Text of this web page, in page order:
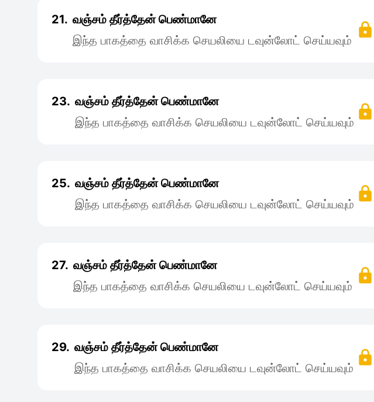
21. வஞ்சம் தீர்த்தேன் பெண்மானே
இந்த பாகத்தை வாசிக்க செயலியை டவுன்லோட் செய்யவும்
23. வஞ்சம் தீர்த்தேன் பெண்மானே
இந்த பாகத்தை வாசிக்க செயலியை டவுன்லோட் செய்யவும்
25. வஞ்சம் தீர்த்தேன் பெண்மானே
இந்த பாகத்தை வாசிக்க செயலியை டவுன்லோட் செய்யவும்
27. வஞ்சம் தீர்த்தேன் பெண்மானே
இந்த பாகத்தை வாசிக்க செயலியை டவுன்லோட் செய்யவும்
29. வஞ்சம் தீர்த்தேன் பெண்மானே
இந்த பாகத்தை வாசிக்க செயலியை டவுன்லோட் செய்யவும்